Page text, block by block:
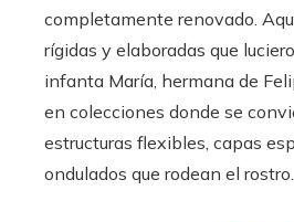
completamente renovado.
rígidas y elaboradas que
infanta María, hermana de
en colecciones donde se
estructuras flexibles, capas
ondulados que rodean el rostro.